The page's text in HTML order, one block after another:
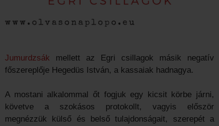
Jumurdzsák mellett az Egri csillagok másik negatív
főszereplője Hegedüs István, a kassaiak hadnagya.
A mostani alkalommal őt fogjuk egy kicsit körbe járni,
követve a szokásos protokollt, vagyis először
megnézzük külső és belső tulajdonságait, szerepét a